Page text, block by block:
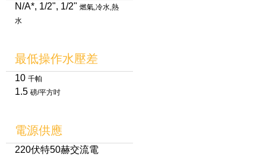
N/A*, 1/2", 1/2" 燃氣,冷水,熱
水
最低操作水壓差
10 千帕
1.5 磅/平方吋
電源供應
220伏特50赫交流電